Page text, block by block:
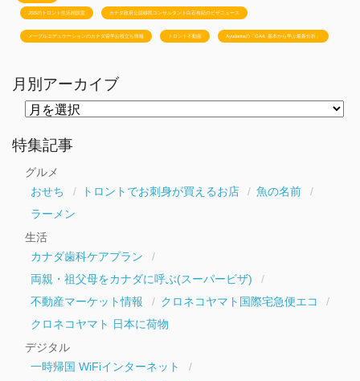
JSSのトロント生活相談室 カナダ政府公認移民コンサルタント白石有紀のビザニュース
メープルエデュケーションのカナダ留学お役立ち情報 トロント不動産 Ayudanteの「GA4: 基本から学ぶ最新分析」
月別アーカイブ
ー
カ
特集記事
グルメ
おせち
トロントでお刺身が買えるお店
魚の名前
ラーメン
生活
カナダ歯科ケアプラン
両親・祖父母をカナダに呼ぶ(スーパービザ)
不動産マーケット情報
クロネコヤマト国際宅急便エコ
クロネコヤマト 日本に荷物
デジタル
一時帰国 WiFiインターネット